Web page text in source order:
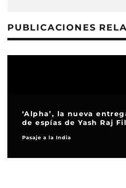
PUBLICACIONES
‘Alpha’, la nueva
de espías de Yash Raj
Pasaje a la India